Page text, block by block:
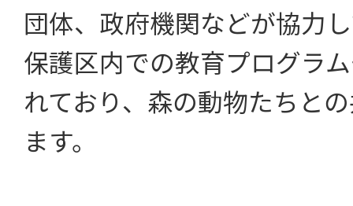
団体、政府機関などが協力
保護区内での教育プログラ
れており、森の動物たちと
ます。